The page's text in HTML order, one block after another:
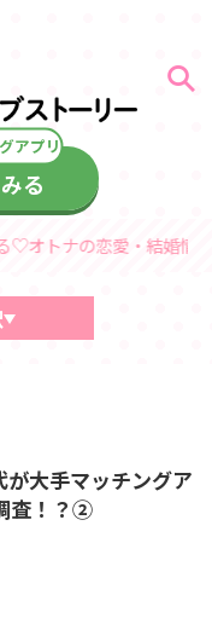
る
ナの恋愛・結婚情報サ
ー
ラム
が大手マッチングア
査！？②